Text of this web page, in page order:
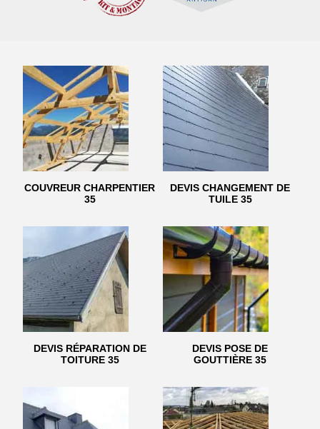
COUVREUR CHARPENTIER
35
DEVIS CHANGEMENT DE
TUILE 35
DEVIS RÉPARATION DE
TOITURE 35
DEVIS POSE DE
GOUTTIÈRE 35